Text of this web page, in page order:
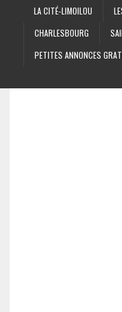
LA CITÉ-LIMOILOU
CHARLESBOURG
PETITES ANNONCES